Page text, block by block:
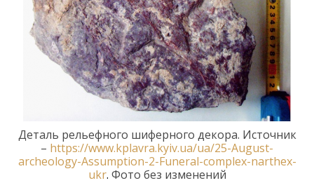
Деталь рельефного шиферного декора. Источник
– https://www.kplavra.kyiv.ua/ua/25-August-
archeology-Assumption-2-Funeral-complex-narthex-
ukr. Фото без изменений